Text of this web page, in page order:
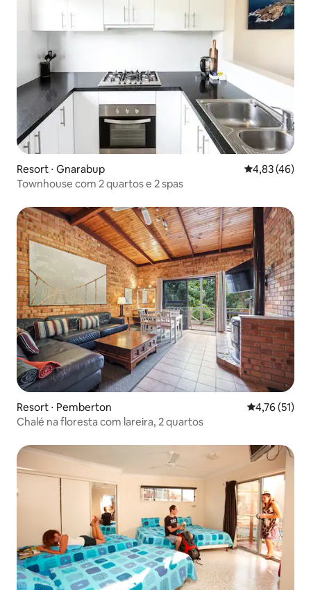
Resort ⋅ Gnarabup 4,83 de uma
4,83 (46)
Townhouse com 2 quartos e 2 spas
Resort ⋅ Pemberton 4,76 de uma
4,76 (51)
Chalé na floresta com lareira, 2 quartos